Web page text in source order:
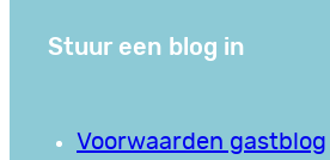
Stuur een blog in
Voorwaarden gastblog